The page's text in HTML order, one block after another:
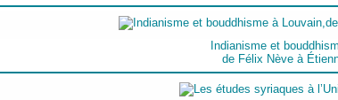
Indianisme et
de Félix Nève à